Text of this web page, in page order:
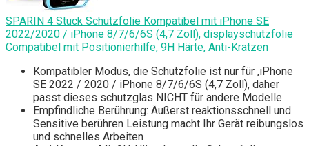
SPARIN 4 Stück Schutzfolie Kompatibel mit iPhone SE
2022/2020 / iPhone 8/7/6/6S (4,7 Zoll), displayschutzfolie
Compatibel mit Positionierhilfe, 9H Härte, Anti-Kratzen
Kompatibler Modus, die Schutzfolie ist nur für ,iPhone
SE 2022 / 2020 / iPhone 8/7/6/6S (4,7 Zoll), daher
passt dieses schutzglas NICHT für andere Modelle
Empfindliche Berührung: Äußerst reaktionsschnell und
Sensitive berühren Leistung macht Ihr Gerät reibungslos
und schnelles Arbeiten